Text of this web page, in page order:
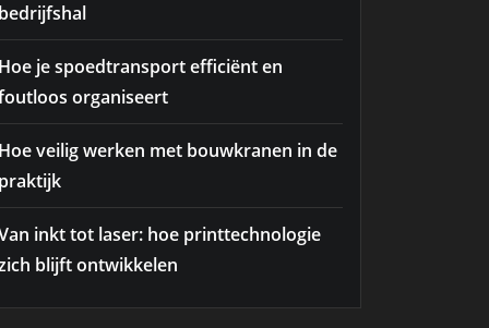
je spoedtransport efficiënt en
organiseert
veilig werken met bouwkranen in de
inkt tot laser: hoe printtechnologie
blijft ontwikkelen